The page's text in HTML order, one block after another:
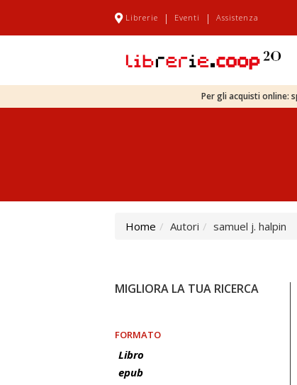
Librerie | Eventi | Assistenza
Per gli acquisti online:
Home Autori samuel j. halpin
MIGLIORA LA TUA RICERCA
FORMATO
Libro
epub